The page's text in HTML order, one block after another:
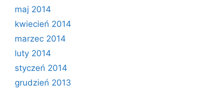
maj 2014
kwiecień 2014
marzec 2014
luty 2014
styczeń 2014
grudzień 2013